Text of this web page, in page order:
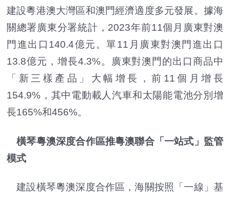
建設粵港澳大灣區和澳門經濟適度多元發展。據海
關總署廣東分署統計，2023年前11個月廣東對澳
門進出口140.4億元。單11月廣東對澳門進出口
13.8億元，增長4.3%。廣東對澳門的出口商品中
「新三樣產品」大幅增長，前11個月增長
154.9%，其中電動載人汽車和太陽能電池分別增
長165%和456%。
橫琴粵澳深度合作區推粵澳聯合「一站式」監管
模式
建設橫琴粵澳深度合作區，海關按照「一線」基